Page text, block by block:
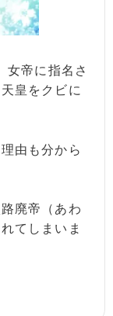
女帝に指名さ
皇をクビに
由も分から
廃帝（あわ
てしまいま